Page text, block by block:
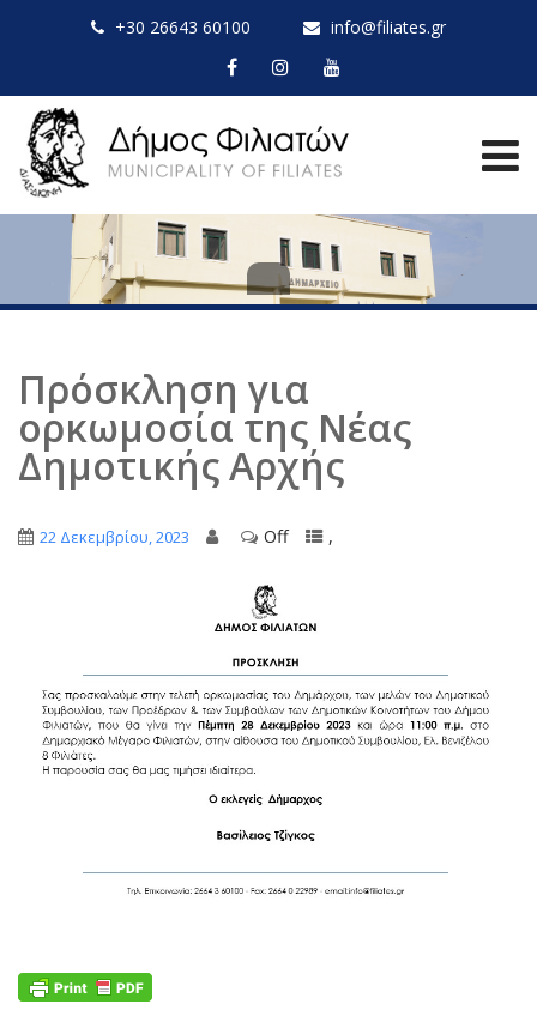
+30 26643 60100 info@filiates.gr
Πρόσκληση για
ορκωμοσία της Νέας
Δημοτικής Αρχής
22 Δεκεμβρίου, 2023 Off ,